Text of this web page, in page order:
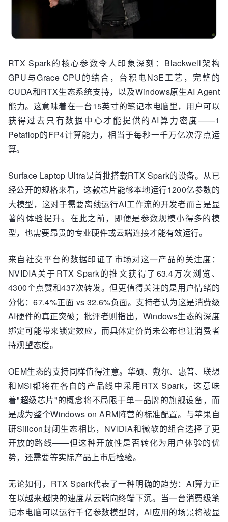
RTX Spark的核心参数令人印象深刻：Blackwell架构
GPU与Grace CPU的结合，台积电N3E工艺，完整的
CUDA和RTX生态系统支持，以及Windows原生AI Agent
能力。这意味着在一台15英寸的笔记本电脑里，用户可以
获得过去只有数据中心才能提供的AI算力密度——1
Petaflop的FP4计算能力，相当于每秒一千万亿次浮点运
算。
Surface Laptop Ultra是首批搭载RTX Spark的设备。从已
经公开的规格来看，这款芯片能够本地运行1200亿参数的
大模型，这对于需要离线运行AI工作流的开发者而言是显
著的体验提升。在此之前，即便是参数规模小得多的模
型，也需要昂贵的专业硬件或云端连接才能有效运行。
来自社交平台的数据印证了市场对这一产品的关注度：
NVIDIA关于RTX Spark的推文获得了63.4万次浏览、
4300个点赞和437次转发。但更值得关注的是用户情绪的
分化：67.4%正面 vs 32.6%负面。支持者认为这是消费级
AI硬件的真正突破；批评者则指出，Windows生态的深度
绑定可能带来锁定效应，而具体定价尚未公布也让消费者
持观望态度。
OEM生态的支持同样值得注意。华硕、戴尔、惠普、联想
和MSI都将在各自的产品线中采用RTX Spark，这意味
着"超级芯片"的概念将不局限于单一品牌的旗舰设备，而
是成为整个Windows on ARM阵营的标准配置。与苹果自
研Silicon封闭生态相比，NVIDIA和微软的组合选择了更
开放的路线——但这种开放性是否转化为用户体验的优
势，还需要等实际产品上市后检验。
无论如何，RTX Spark代表了一种明确的趋势：AI算力正
在以越来越快的速度从云端向终端下沉。当一台消费级笔
记本电脑可以运行千亿参数模型时，AI应用的场景将被显